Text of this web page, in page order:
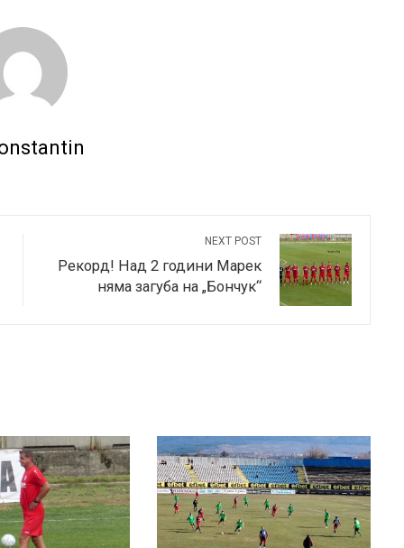
NEXT POST
Рекорд! Над 2 години Марек
няма загуба на „Бончук“